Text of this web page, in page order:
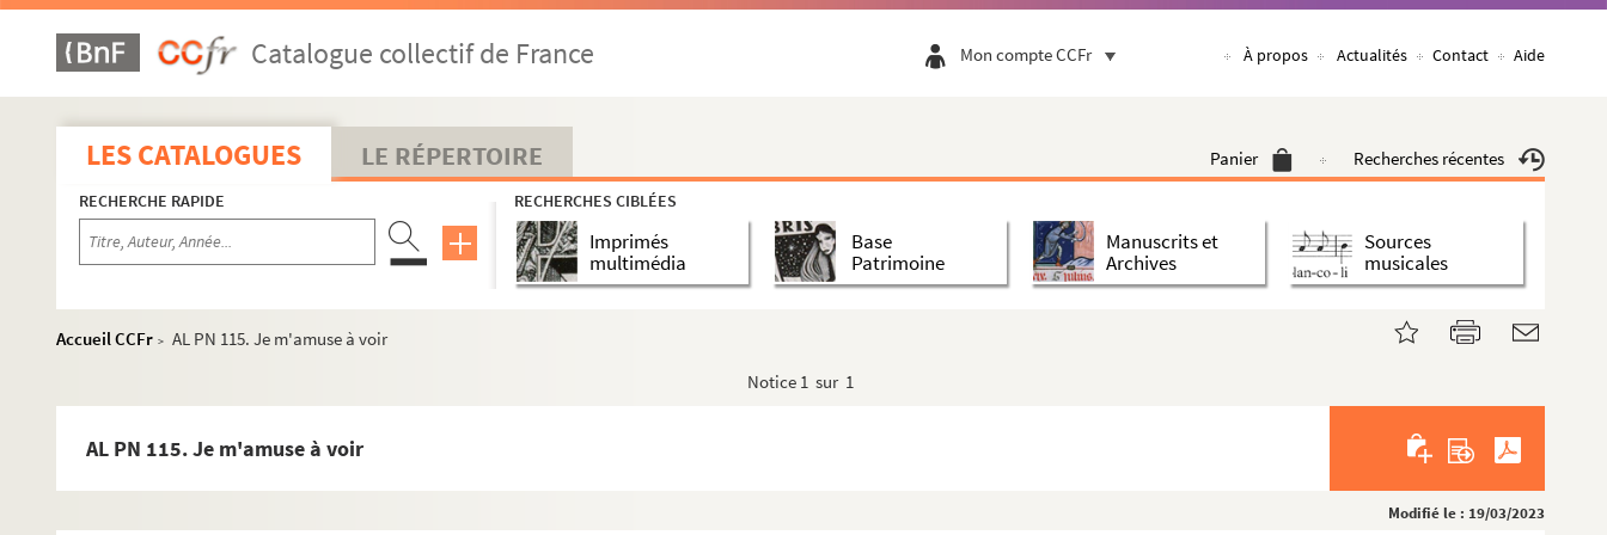
Catalogue collectif de France Mon compte CCFr À propos Actualités Contact Aide
LES CATALOGUES LE RÉPERTOIRE Panier Recherches récentes
RECHERCHE RAPIDE RECHERCHES CIBLÉES
Imprimés
multimédia
Base
Patrimoine
Manuscrits et
Archives
Sources
musicales
Accueil CCFr > AL PN 115. Je m'amuse à voir
Notice 1 sur 1
AL PN 115. Je m'amuse à voir
Modifié le : 19/03/2023
AL PN 87. Je comparais l'autre jour
AL PN 88. Comme je relisais tout à l'heure
AL PN 89. Les événements parlent comme moi
AL PN 90. Des biens sont détruits
AL PN 91. Monsieur Alain, j'avais espéré
AL PN 92. Comme j'entendais qu'on parlait
AL PN 93. Le savant me dit "Je viens de
AL PN 98. La candidature officielle